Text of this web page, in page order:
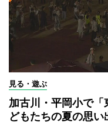
見る・遊ぶ
加古川・平岡小で
どもたちの夏の思い